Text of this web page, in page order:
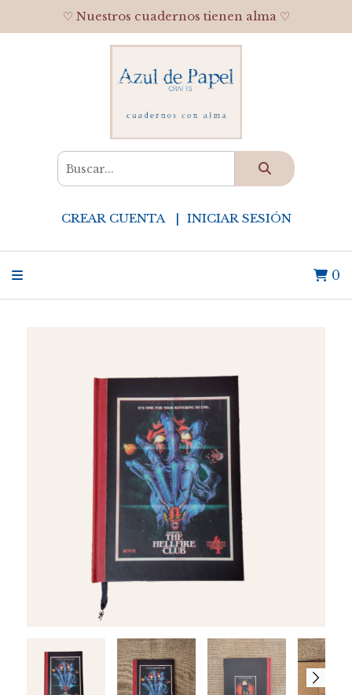
♡ Nuestros cuadernos tienen alma ♡
CREAR CUENTA INICIAR SESIÓN
0